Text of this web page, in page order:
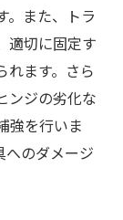
。また、トラ
適切に固定す
れます。さら
ンジの劣化な
強を行いま
へのダメージ